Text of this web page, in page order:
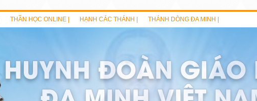
THẦN HỌC ONLINE | HẠNH CÁC THÁNH | THÁNH DÒNG ĐA MINH |